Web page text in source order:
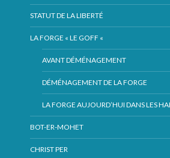
STATUT DE LA LIBERTÉ
LA FORGE « LE GOFF «
AVANT DÉMÉNAGEMENT
DÉMÉNAGEMENT DE LA FORGE
LA FORGE AUJOURD’HUI DANS LES
BOT-ER-MOHET
CHRIST PER